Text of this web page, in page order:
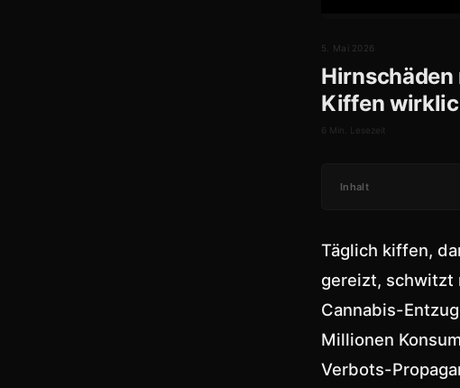
5. Mai 2026
Kiffen
6 Min. Lesezeit
Inhalt
Täglich kiffen,
gereizt, schwitzt
Cannabis-
Millionen
Verbots-